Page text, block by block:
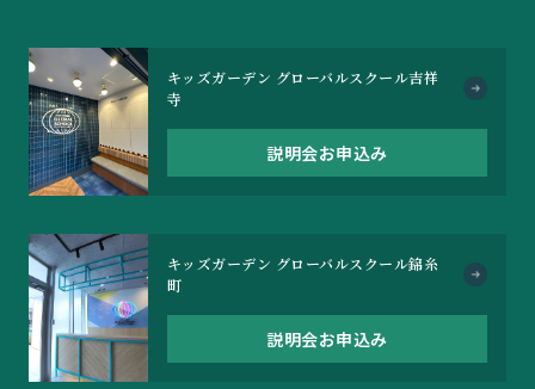
キッズガーデン グローバルスクール吉祥
寺
説明会お申込み
キッズガーデン グローバルスクール錦糸
町
説明会お申込み